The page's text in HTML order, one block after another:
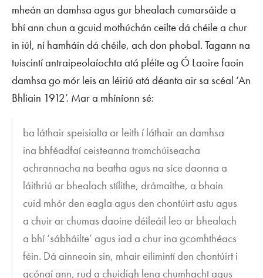
mheán an damhsa agus gur bhealach cumarsáide a
bhí ann chun a gcuid mothúchán ceilte dá chéile a chur
in iúl, ní hamháin dá chéile, ach don phobal. Tagann na
tuiscintí antraipeolaíochta atá pléite ag Ó Laoire faoin
damhsa go mór leis an léiriú atá déanta air sa scéal ‘An
Bhliain 1912’. Mar a mhíníonn sé:
ba láthair speisialta ar leith í láthair an damhsa
ina bhféadfaí ceisteanna tromchúiseacha
achrannacha na beatha agus na síce daonna a
láithriú ar bhealach stílithe, drámaithe, a bhain
cuid mhór den eagla agus den chontúirt astu agus
a chuir ar chumas daoine déileáil leo ar bhealach
a bhí ‘sábháilte’ agus iad a chur ina gcomhthéacs
féin. Dá ainneoin sin, mhair eilimintí den chontúirt i
gcónaí ann, rud a chuidigh lena chumhacht agus